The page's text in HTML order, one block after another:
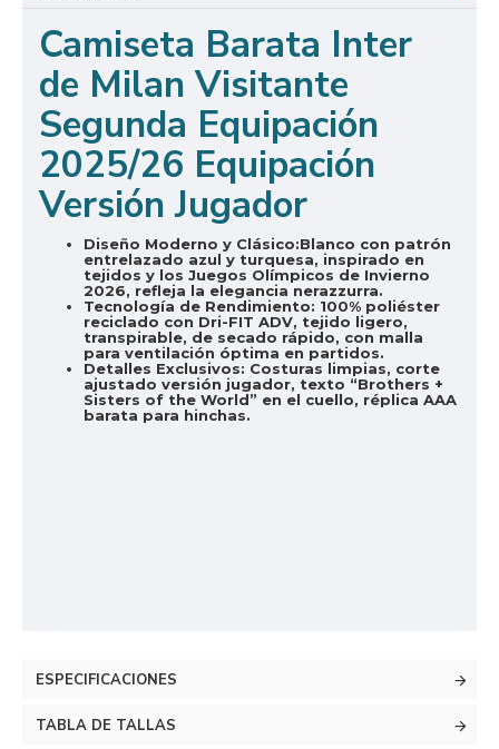
Camiseta Barata Inter
de Milan Visitante
Segunda Equipación
2025/26 Equipación
Versión Jugador
Diseño Moderno y Clásico:Blanco con patrón
entrelazado azul y turquesa, inspirado en
tejidos y los Juegos Olímpicos de Invierno
2026, refleja la elegancia nerazzurra.
Tecnología de Rendimiento: 100% poliéster
reciclado con Dri-FIT ADV, tejido ligero,
transpirable, de secado rápido, con malla
para ventilación óptima en partidos.
Detalles Exclusivos: Costuras limpias, corte
ajustado versión jugador, texto “Brothers +
Sisters of the World” en el cuello, réplica AAA
barata para hinchas.
ESPECIFICACIONES
TABLA DE TALLAS